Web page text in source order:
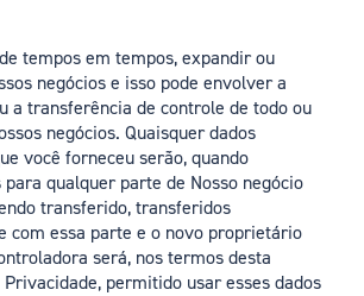
tempos em tempos, expandir ou
negócios e isso pode envolver a
a transferência de controle de todo ou
negócios. Quaisquer dados
você forneceu serão, quando
qualquer parte de Nosso negócio
transferido, transferidos
com essa parte e o novo proprietário
será, nos termos desta
permitido usar esses dados